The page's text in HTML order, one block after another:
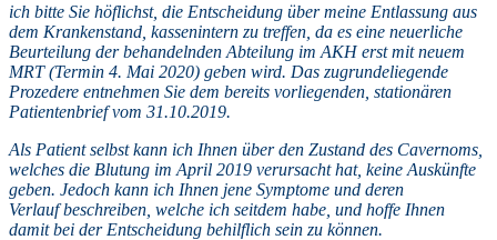
ich bitte Sie höflichst, die Entscheidung über meine Entlassung aus
dem Krankenstand, kassenintern zu treffen, da es eine neuerliche
Beurteilung der behandelnden Abteilung im AKH erst mit neuem
MRT (Termin 4. Mai 2020) geben wird. Das zugrundeliegende
Prozedere entnehmen Sie dem bereits vorliegenden, stationären
Patientenbrief vom 31.10.2019.
Als Patient selbst kann ich Ihnen über den Zustand des Cavernoms,
welches die Blutung im April 2019 verursacht hat, keine Auskünfte
geben. Jedoch kann ich Ihnen jene Symptome und deren
Verlauf beschreiben, welche ich seitdem habe, und hoffe Ihnen
damit bei der Entscheidung behilflich sein zu können.